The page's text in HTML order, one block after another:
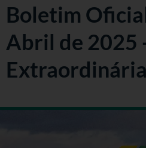
Boletim
Abril de 2025
Extraordinária